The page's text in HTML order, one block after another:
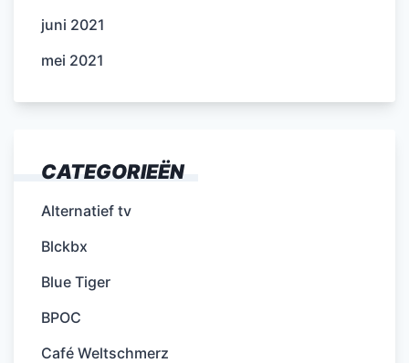
juni 2021
mei 2021
CATEGORIEËN
Alternatief tv
Blckbx
Blue Tiger
BPOC
Café Weltschmerz